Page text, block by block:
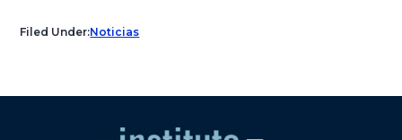
Filed Under:Noticias